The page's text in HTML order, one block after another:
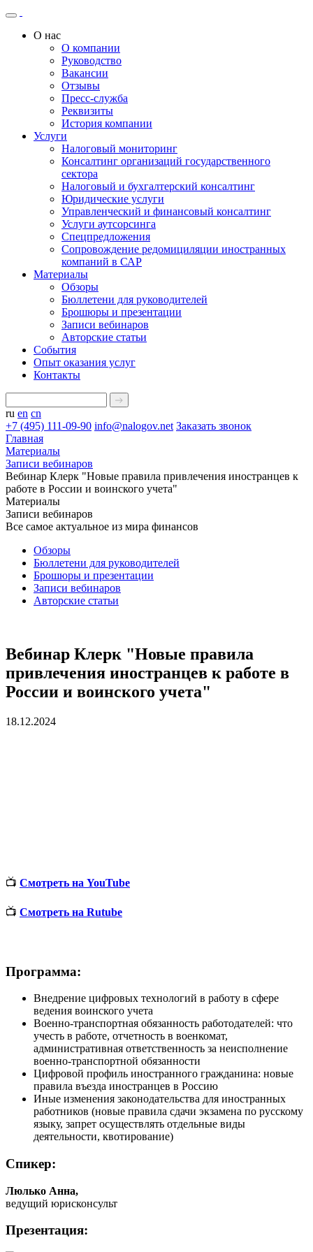
О нас
О компании
Руководство
Вакансии
Отзывы
Пресс-служба
Реквизиты
История компании
Услуги
Налоговый мониторинг
Консалтинг организаций государственного
сектора
Налоговый и бухгалтерский консалтинг
Юридические услуги
Управленческий и финансовый консалтинг
Услуги аутсорсинга
Спецпредложения
Сопровождение редомициляции иностранных
компаний в САР
Материалы
Обзоры
Бюллетени для руководителей
Брошюры и презентации
Записи вебинаров
Авторские статьи
События
Опыт оказания услуг
Контакты
ru en cn
+7 (495) 111-09-90 info@nalogov.net Заказать звонок
Главная
Материалы
Записи вебинаров
Вебинар Клерк "Новые правила привлечения иностранцев к
работе в России и воинского учета"
Материалы
Записи вебинаров
Все самое актуальное из мира финансов
Обзоры
Бюллетени для руководителей
Брошюры и презентации
Записи вебинаров
Авторские статьи
Вебинар Клерк "Новые правила
привлечения иностранцев к работе в
России и воинского учета"
18.12.2024
📺 Смотреть на YouTube
📺 Смотреть на Rutube
Программа:
Внедрение цифровых технологий в работу в сфере
ведения воинского учета
Военно-транспортная обязанность работодателей: что
учесть в работе, отчетность в военкомат,
административная ответственность за неисполнение
военно-транспортной обязанности
Цифровой профиль иностранного гражданина: новые
правила въезда иностранцев в Россию
Иные изменения законодательства для иностранных
работников (новые правила сдачи экзамена по русскому
языку, запрет осуществлять отдельные виды
деятельности, квотирование)
Спикер:
Люлько Анна,
ведущий юрисконсульт
Презентация: